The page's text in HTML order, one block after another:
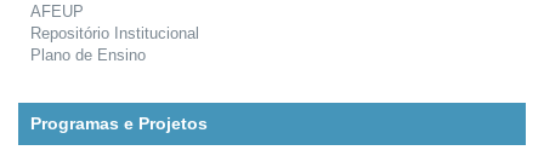
AFEUP
Repositório Institucional
Plano de Ensino
Programas e Projetos